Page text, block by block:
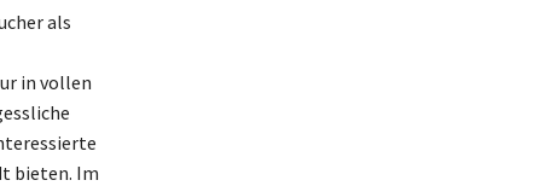
als
in vollen
bieten. Im